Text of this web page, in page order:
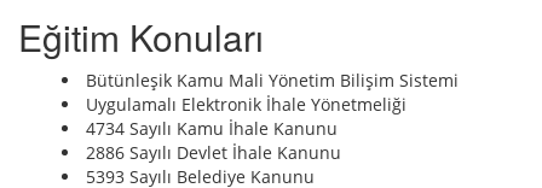
Eğitim Konuları
Bütünleşik Kamu Mali Yönetim Bilişim Sistemi
Uygulamalı Elektronik İhale Yönetmeliği
4734 Sayılı Kamu İhale Kanunu
2886 Sayılı Devlet İhale Kanunu
5393 Sayılı Belediye Kanunu